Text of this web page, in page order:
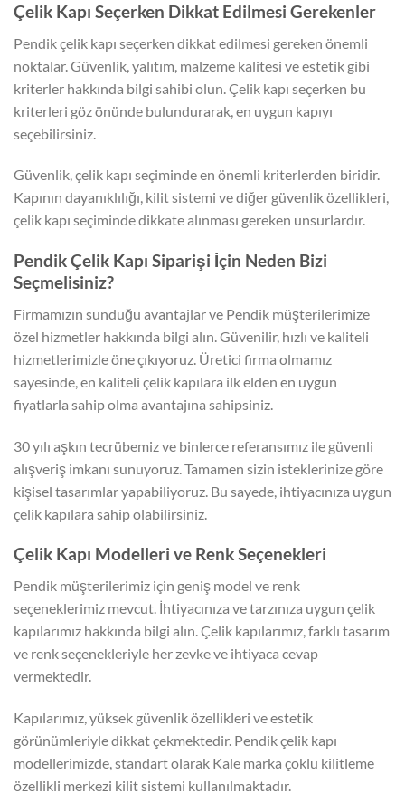
Çelik Kapı Seçerken Dikkat Edilmesi Gerekenler
Pendik çelik kapı seçerken dikkat edilmesi gereken önemli
noktalar. Güvenlik, yalıtım, malzeme kalitesi ve estetik gibi
kriterler hakkında bilgi sahibi olun. Çelik kapı seçerken bu
kriterleri göz önünde bulundurarak, en uygun kapıyı
seçebilirsiniz.
Güvenlik, çelik kapı seçiminde en önemli kriterlerden biridir.
Kapının dayanıklılığı, kilit sistemi ve diğer güvenlik özellikleri,
çelik kapı seçiminde dikkate alınması gereken unsurlardır.
Pendik Çelik Kapı Siparişi İçin Neden Bizi
Seçmelisiniz?
Firmamızın sunduğu avantajlar ve Pendik müşterilerimize
özel hizmetler hakkında bilgi alın. Güvenilir, hızlı ve kaliteli
hizmetlerimizle öne çıkıyoruz. Üretici firma olmamız
sayesinde, en kaliteli çelik kapılara ilk elden en uygun
fiyatlarla sahip olma avantajına sahipsiniz.
30 yılı aşkın tecrübemiz ve binlerce referansımız ile güvenli
alışveriş imkanı sunuyoruz. Tamamen sizin isteklerinize göre
kişisel tasarımlar yapabiliyoruz. Bu sayede, ihtiyacınıza uygun
çelik kapılara sahip olabilirsiniz.
Çelik Kapı Modelleri ve Renk Seçenekleri
Pendik müşterilerimiz için geniş model ve renk
seçeneklerimiz mevcut. İhtiyacınıza ve tarzınıza uygun çelik
kapılarımız hakkında bilgi alın. Çelik kapılarımız, farklı tasarım
ve renk seçenekleriyle her zevke ve ihtiyaca cevap
vermektedir.
Kapılarımız, yüksek güvenlik özellikleri ve estetik
görünümleriyle dikkat çekmektedir. Pendik çelik kapı
modellerimizde, standart olarak Kale marka çoklu kilitleme
özellikli merkezi kilit sistemi kullanılmaktadır.